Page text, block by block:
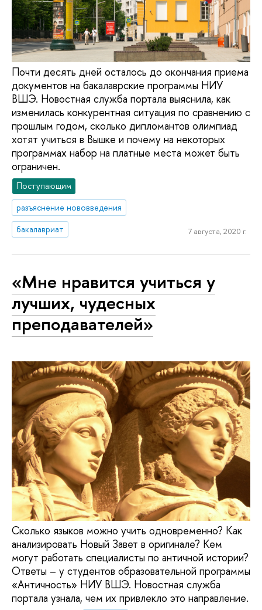
Почти десять дней осталось до окончания приема
документов на бакалаврские программы НИУ
ВШЭ. Новостная служба портала выяснила, как
изменилась конкурентная ситуация по сравнению с
прошлым годом, сколько дипломантов олимпиад
хотят учиться в Вышке и почему на некоторых
программах набор на платные места может быть
ограничен.
Поступающим
разъяснение нововведения
бакалавриат
7 августа, 2020 г.
«Мне нравится учиться у
лучших, чудесных
преподавателей»
Сколько языков можно учить одновременно? Как
анализировать Новый Завет в оригинале? Кем
могут работать специалисты по античной истории?
Ответы – у студентов образовательной программы
«Античность» НИУ ВШЭ. Новостная служба
портала узнала, чем их привлекло это направление.